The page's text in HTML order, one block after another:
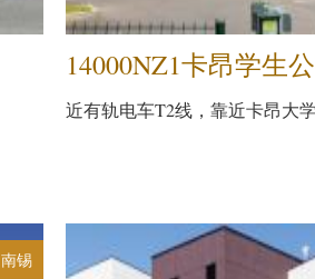
14000NZ1卡昂学生
近有轨电车T2线，靠近卡昂大
南锡